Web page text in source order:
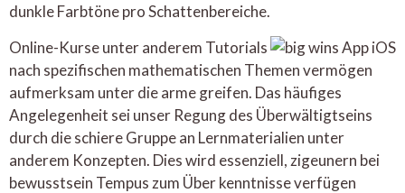
dunkle Farbtöne pro Schattenbereiche.
Online-Kurse unter anderem Tutorials
nach spezifischen mathematischen Themen vermögen
aufmerksam unter die arme greifen. Das häufiges
Angelegenheit sei unser Regung des Überwältigtseins
durch die schiere Gruppe an Lernmaterialien unter
anderem Konzepten. Dies wird essenziell, zigeunern bei
bewusstsein Tempus zum Über kenntnisse verfügen